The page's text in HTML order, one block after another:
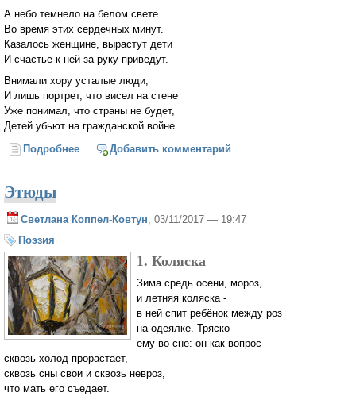
А небо темнело на белом свете
Во время этих сердечных минут.
Казалось женщине, вырастут дети
И счастье к ней за руку приведут.
Внимали хору усталые люди,
И лишь портрет, что висел на стене
Уже понимал, что страны не будет,
Детей убьют на гражданской войне.
Подробнее о Женщина пела...
Добавить комментарий
Этюды
Светлана Коппел-Ковтун , 03/11/2017 — 19:47
Поэзия
1. Коляска
Зима средь осени, мороз,
и летняя коляска -
в ней спит ребёнок между роз
на одеялке. Тряско
ему во сне: он как вопрос
сквозь холод прорастает,
сквозь сны свои и сквозь невроз,
что мать его съедает.